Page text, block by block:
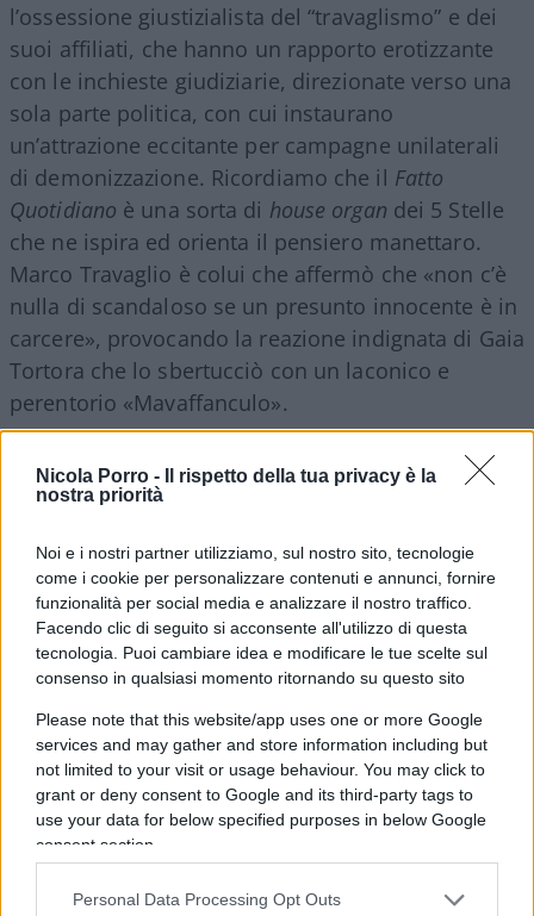
Nicola Porro -
Il rispetto della tua privacy è la
nostra priorità
Noi e i nostri partner utilizziamo, sul nostro sito, tecnologie
come i cookie per personalizzare contenuti e annunci, fornire
funzionalità per social media e analizzare il nostro traffico.
Facendo clic di seguito si acconsente all'utilizzo di questa
tecnologia. Puoi cambiare idea e modificare le tue scelte sul
consenso in qualsiasi momento ritornando su questo sito
Please note that this website/app uses one or more Google
services and may gather and store information including but
not limited to your visit or usage behaviour. You may click to
grant or deny consent to Google and its third-party tags to
use your data for below specified purposes in below Google
consent section.
Personal Data Processing Opt Outs
l’ossessione giustizialista del “travaglismo” e dei
suoi affiliati, che hanno un rapporto erotizzante
con le inchieste giudiziarie, direzionate verso una
sola parte politica, con cui instaurano
un’attrazione eccitante per campagne unilaterali
di demonizzazione. Ricordiamo che il Fatto
Quotidiano è una sorta di house organ dei 5 Stelle
che ne ispira ed orienta il pensiero manettaro.
Marco Travaglio è colui che affermò che «non c’è
nulla di scandaloso se un presunto innocente è in
carcere», provocando la reazione indignata di Gaia
Tortora che lo sbertucciò con un laconico e
perentorio «Mavaffanculo».
L’attuale ministro della Giustizia Alfonso Bonafede
è fautore di un principio esecrabile per cui se «c’è
ma adesso che il sospettato è diventato lui si
sottrarrà ai postulati del suo stessodogma
giustizialista. Il solito manettaro con i polsi degli
altri. Le culture politiche democratiche e liberali
intellettuale che plasma la brutalità giustizialista.
La responsabilità di Conte non è penale ma
politicacon scelte rivelatesi esiziali per la nostra
economia. L’incriminazione da applicare alla